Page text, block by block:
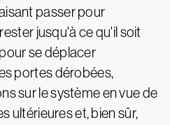
passer pour
jusqu'à ce qu'il soit
se déplacer
portes dérobées,
sur le système en vue de
ultérieures et, bien sûr,